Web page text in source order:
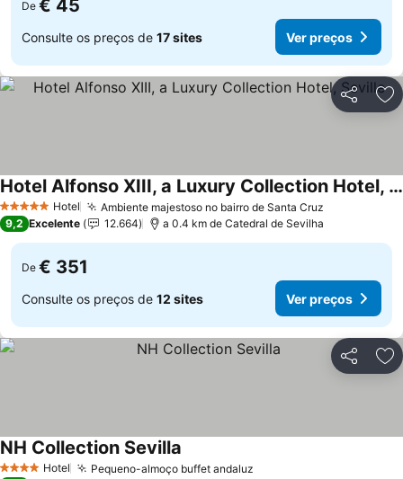
De € 45
Consulte os preços de 17 sites Ver preços
Partilhar
5 Estrelas Hotel Ambiente majestoso no bairro de Santa Cruz
Hotel Alfonso XIII, a Luxury Collection Hotel, Seville
Ver preços
9,2 Excelente 12.664 a 0.4 km de Catedral de Sevilha
De € 351
Consulte os preços de 12 sites Ver preços
Partilhar
4 EstrelasHotel Pequeno-almoço buffet andaluz
NH Collection Sevilla